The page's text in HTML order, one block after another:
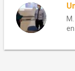
en